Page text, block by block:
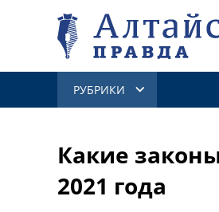
РУБРИКИ
Какие
2021 года